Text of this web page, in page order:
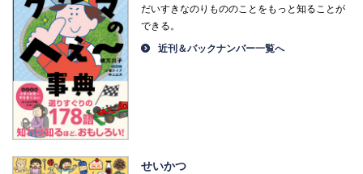
だいすきなのりもののことをもっと知ることが
できる。
近刊＆バックナンバー一覧へ
せいかつ